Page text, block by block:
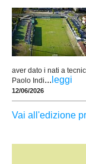
aver dato i nati a
Paolo Indi... leggi
12/06/2026
Vai all'edizione